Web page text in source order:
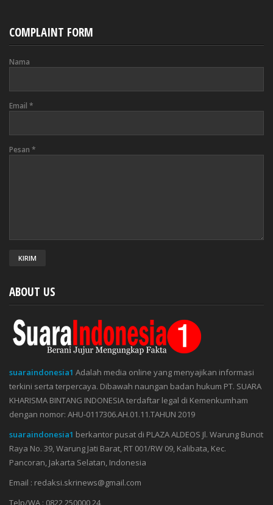
COMPLAINT FORM
Nama
Email *
Pesan *
ABOUT US
suaraindonesia1 Adalah media online yang menyajikan informasi
terkini serta terpercaya. Dibawah naungan badan hukum PT. SUARA
KHARISMA BINTANG INDONESIA terdaftar legal di Kemenkumham
dengan nomor: AHU-0117306.AH.01.11.TAHUN 2019
suaraindonesia1 berkantor pusat di PLAZA ALDEOS Jl. Warung Buncit
Raya No. 39, Warung Jati Barat, RT 001/RW 09, Kalibata, Kec.
Pancoran, Jakarta Selatan, Indonesia
Email : redaksi.skrinews@gmail.com
Telp/WA : 0822 250000 24